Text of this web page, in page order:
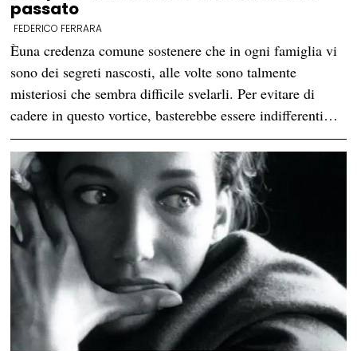
passato
FEDERICO FERRARA
Èuna credenza comune sostenere che in ogni famiglia vi
sono dei segreti nascosti, alle volte sono talmente
misteriosi che sembra difficile svelarli. Per evitare di
cadere in questo vortice, basterebbe essere indifferenti…